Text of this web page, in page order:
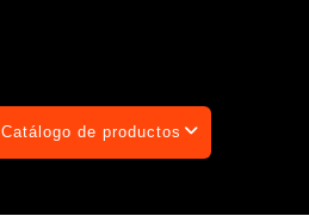
Catálogo de productos